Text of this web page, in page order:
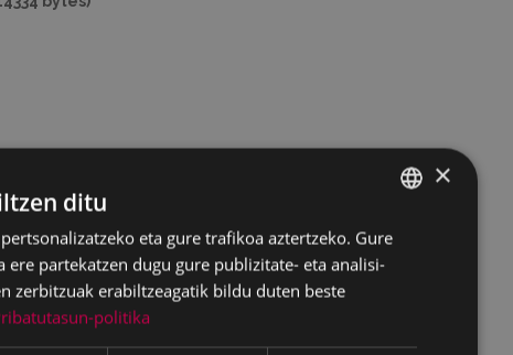
BASQUE
SPANISH
×
ditu
eta gure trafikoa aztertzeko. Gure
partekatzen dugu gure publizitate- eta analisi-
zerbitzuak erabiltzeagatik bildu duten beste
politika